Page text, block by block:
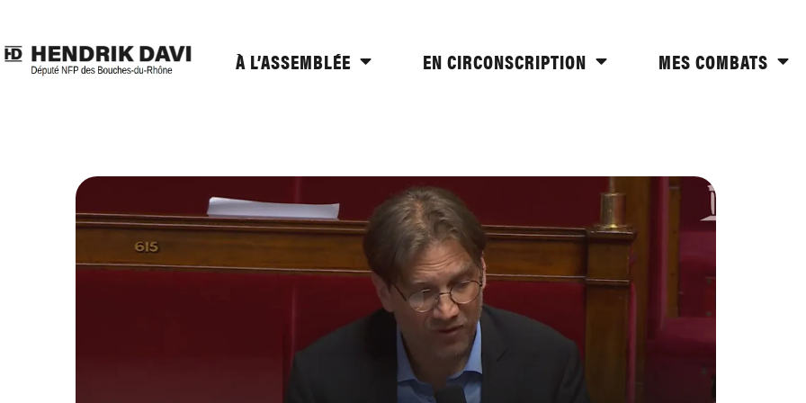
À L’ASSEMBLÉE EN CIRCONSCRIPTION MES COMBATS